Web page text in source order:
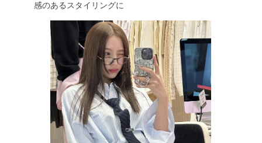
感のあるスタイリングに